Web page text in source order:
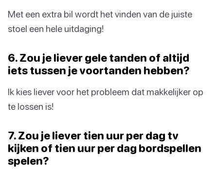
Met een extra bil wordt het vinden van de juiste
stoel een hele uitdaging!
6. Zou je liever gele tanden of altijd
iets tussen je voortanden hebben?
Ik kies liever voor het probleem dat makkelijker op
te lossen is!
7. Zou je liever tien uur per dag tv
kijken of tien uur per dag bordspellen
spelen?